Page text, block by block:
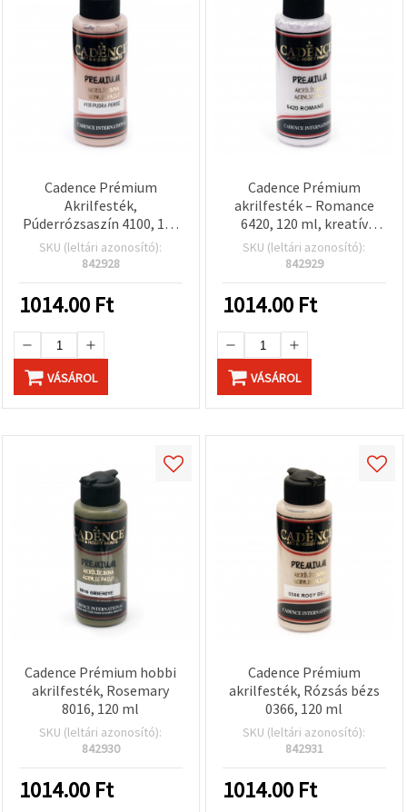
Cadence Prémium
Akrilfesték,
Púderrózsaszín 4100, 120
ml
SKU (leltári azonosító):
842928
1014.00 Ft
VÁSÁROL
Cadence Prémium
akrilfesték – Romance
6420, 120 ml, kreatív
hobbihoz
SKU (leltári azonosító):
842929
1014.00 Ft
VÁSÁROL
Cadence Prémium hobbi
akrilfesték, Rosemary
8016, 120 ml
SKU (leltári azonosító):
842930
1014.00 Ft
Cadence Prémium
akrilfesték, Rózsás bézs
0366, 120 ml
SKU (leltári azonosító):
842931
1014.00 Ft